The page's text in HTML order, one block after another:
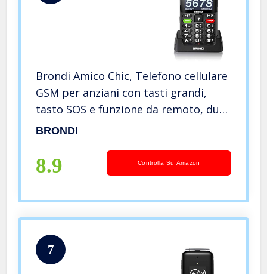
Brondi Amico Chic, Telefono cellulare
GSM per anziani con tasti grandi,
tasto SOS e funzione da remoto, dual
SIM, volume alto, Nero
BRONDI
8.9 Controlla Su Amazon
7